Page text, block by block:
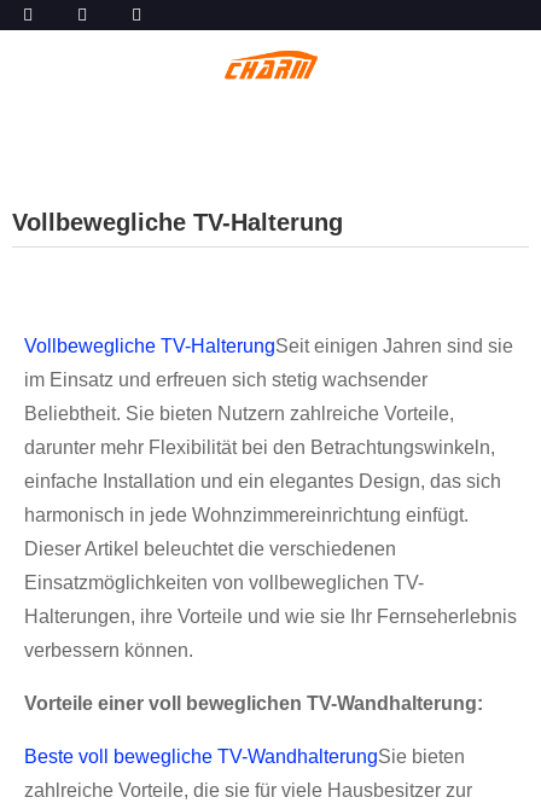
Vollbewegliche TV-Halterung
Vollbewegliche TV-HalterungSeit einigen Jahren sind sie
im Einsatz und erfreuen sich stetig wachsender
Beliebtheit. Sie bieten Nutzern zahlreiche Vorteile,
darunter mehr Flexibilität bei den Betrachtungswinkeln,
einfache Installation und ein elegantes Design, das sich
harmonisch in jede Wohnzimmereinrichtung einfügt.
Dieser Artikel beleuchtet die verschiedenen
Einsatzmöglichkeiten von vollbeweglichen TV-
Halterungen, ihre Vorteile und wie sie Ihr Fernseherlebnis
verbessern können.
Vorteile einer voll beweglichen TV-Wandhalterung:
Beste voll bewegliche TV-WandhalterungSie bieten
zahlreiche Vorteile, die sie für viele Hausbesitzer zur